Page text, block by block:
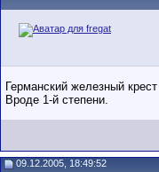
Германский железный
Вроде 1-й степени.
09.12.2005, 18:49:52